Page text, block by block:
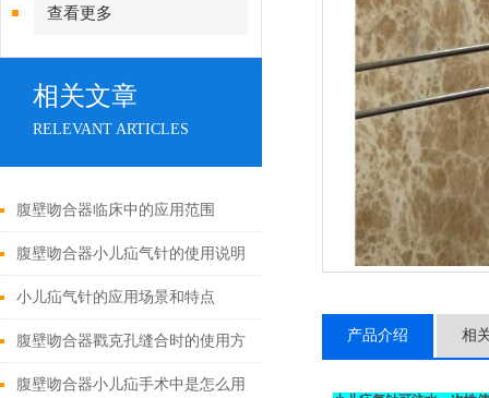
查看更多
相关文章
RELEVANT ARTICLES
腹壁吻合器临床中的应用范围
腹壁吻合器小儿疝气针的使用说明
小儿疝气针的应用场景和特点
腹壁吻合器戳克孔缝合时的使用方
法
腹壁吻合器小儿疝手术中是怎么用
产品介绍 相